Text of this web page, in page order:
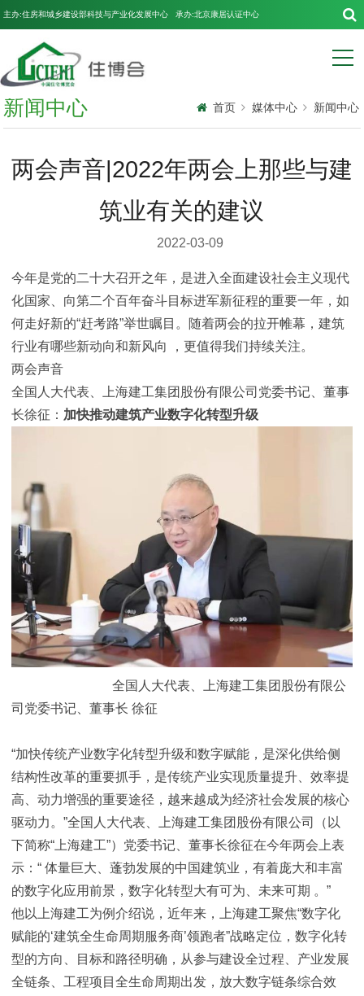
主办:住房和城乡建设部科技与产业化发展中心 承办:北京康居认证中心
新闻中心 首页 媒体中心 新闻中心
两会声音|2022年两会上那些与建
筑业有关的建议
2022-03-09
今年是党的二十大召开之年，是进入全面建设社会主义现代
化国家、向第二个百年奋斗目标进军新征程的重要一年，如
何走好新的“赶考路”举世瞩目。随着两会的拉开帷幕，建筑
行业有哪些新动向和新风向 ，更值得我们持续关注。
两会声音
全国人大代表、上海建工集团股份有限公司党委书记、董事
长徐征： 加快推动建筑产业数字化转型升级
全国人大代表、上海建工集团股份有限公
司党委书记、董事长 徐征
“加快传统产业数字化转型升级和数字赋能，是深化供给侧
结构性改革的重要抓手，是传统产业实现质量提升、效率提
高、动力增强的重要途径，越来越成为经济社会发展的核心
驱动力。”全国人大代表、上海建工集团股份有限公司（以
下简称“上海建工”）党委书记、董事长徐征在今年两会上表
示：“ 体量巨大、蓬勃发展的中国建筑业，有着庞大和丰富
的数字化应用前景，数字化转型大有可为、未来可期 。”
他以上海建工为例介绍说，近年来，上海建工聚焦“数字化
赋能的‘建筑全生命周期服务商’领跑者”战略定位，数字化转
型的方向、目标和路径明确，从参与建设全过程、产业发展
全链条、工程项目全生命周期出发，放大数字链条综合效